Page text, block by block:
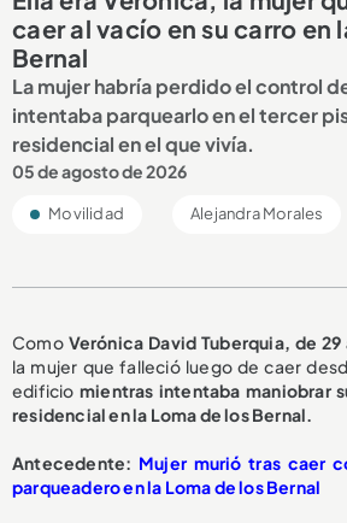
caer al vacío en su carro en
Bernal
La mujer habría perdido el control
intentaba parquearlo en el tercer
residencial en el que vivía.
05 de agosto de 2026
Movilidad Alejandra Morales
Como Verónica David Tuberquia, de 29
la mujer que falleció luego de caer
edificio mientras intentaba maniobrar
residencial en la Loma de los Bernal.
Antecedente: Mujer murió tras caer
parqueadero en la Loma de los Bernal